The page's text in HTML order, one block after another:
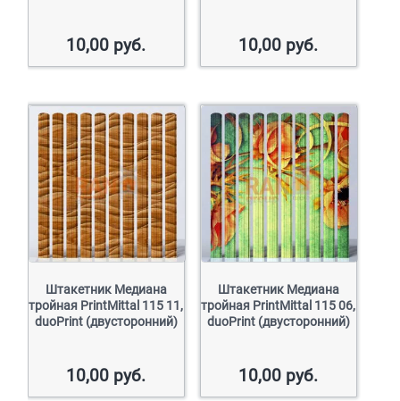
10,00 руб. 10,00 руб.
Штакетник Медиана
тройная PrintMittal 115 11,
duoPrint (двусторонний)
10,00 руб.
Штакетник Медиана
тройная PrintMittal 115 06,
duoPrint (двусторонний)
10,00 руб.